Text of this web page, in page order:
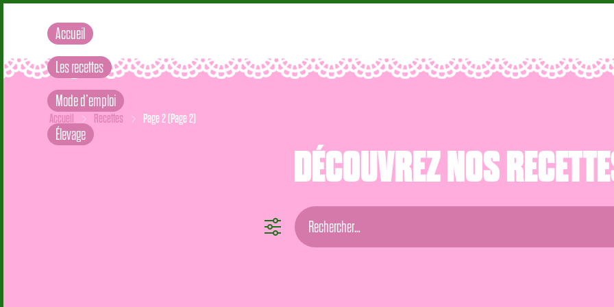
Accueil
Les recettes
Mode d’emploi
Élevage
Accueil Recettes Page 2 (Page 2)
DÉCOUVREZ NOS
Rechercher :